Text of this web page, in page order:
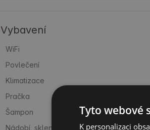
Vybavení
WiFi
Povlečení
Klimatizace
Pračka
Šampon
Nádobí, skleničky a příbory
Tyto webové
K personalizaci